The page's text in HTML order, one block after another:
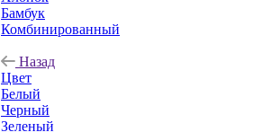
Бамбук
Комбинированный
Назад
Цвет
Белый
Черный
Зеленый